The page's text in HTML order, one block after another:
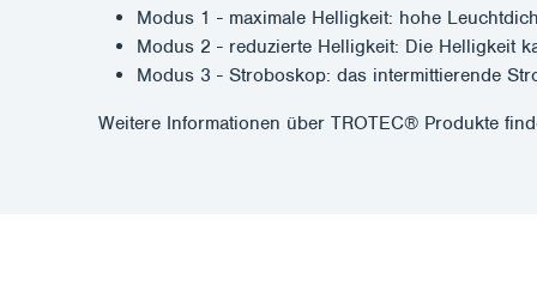
Modus 1 - maximale Helligkeit: hohe
Modus 2 - reduzierte Helligkeit: Die Helligkeit
Modus 3 - Stroboskop: das intermittierende
Weitere Informationen über TROTEC® Produkte